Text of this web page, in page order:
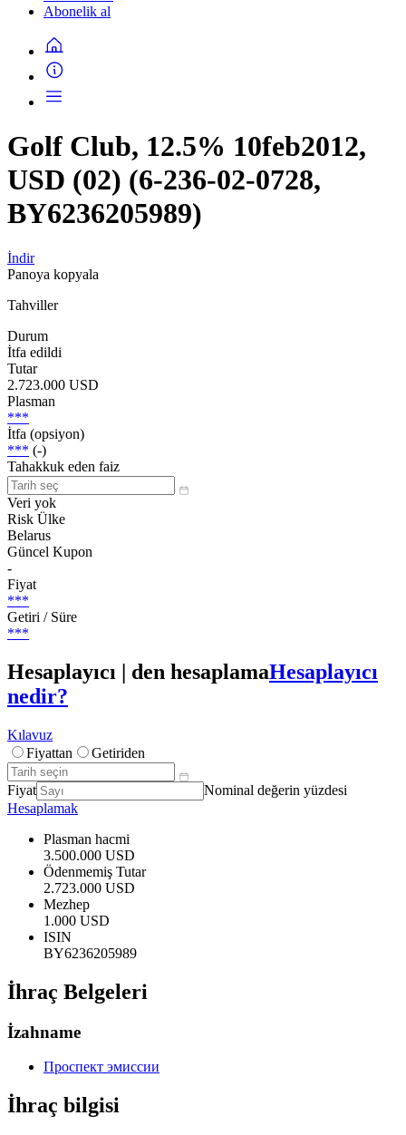
Abonelik al
Golf Club, 12.5% 10feb2012,
USD (02) (6-236-02-0728,
BY6236205989)
İndir
Panoya kopyala
Tahviller
Durum
İtfa edildi
Tutar
2.723.000 USD
Plasman
***
İtfa (opsiyon)
*** (-)
Tahakkuk eden faiz
Veri yok
Risk Ülke
Belarus
Güncel Kupon
-
Fiyat
***
Getiri / Süre
***
Hesaplayıcı | den hesaplamaHesaplayıcı
nedir?
Kılavuz
Fiyattan
Getiriden
Fiyat
Nominal değerin yüzdesi
Hesaplamak
Plasman hacmi
3.500.000 USD
Ödenmemiş Tutar
2.723.000 USD
Mezhep
1.000 USD
ISIN
BY6236205989
İhraç Belgeleri
İzahname
Проспект эмиссии
İhraç bilgisi